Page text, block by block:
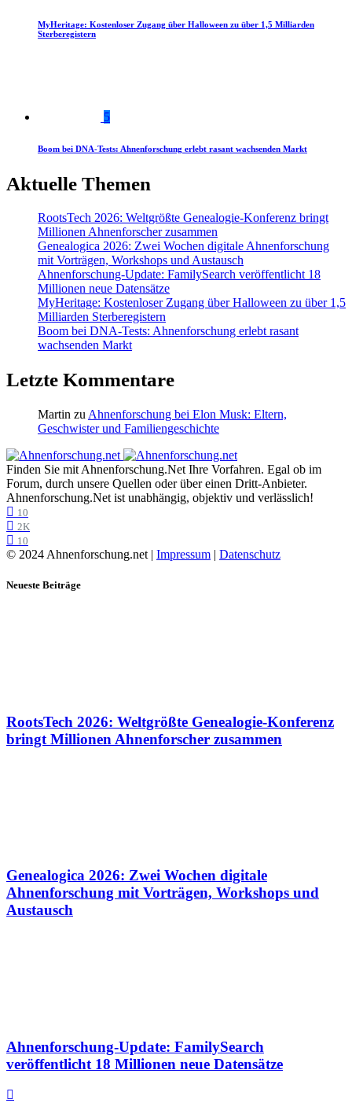
MyHeritage: Kostenloser Zugang über Halloween zu über 1,5 Milliarden
Sterberegistern
5
Boom bei DNA-Tests: Ahnenforschung erlebt rasant wachsenden Markt
Aktuelle Themen
RootsTech 2026: Weltgrößte Genealogie-Konferenz bringt
Millionen Ahnenforscher zusammen
Genealogica 2026: Zwei Wochen digitale Ahnenforschung
mit Vorträgen, Workshops und Austausch
Ahnenforschung-Update: FamilySearch veröffentlicht 18
Millionen neue Datensätze
MyHeritage: Kostenloser Zugang über Halloween zu über 1,5
Milliarden Sterberegistern
Boom bei DNA-Tests: Ahnenforschung erlebt rasant
wachsenden Markt
Letzte Kommentare
Martin zu Ahnenforschung bei Elon Musk: Eltern,
Geschwister und Familiengeschichte
Finden Sie mit Ahnenforschung.Net Ihre Vorfahren. Egal ob im
Forum, durch unsere Quellen oder über einen Dritt-Anbieter.
Ahnenforschung.Net ist unabhängig, objektiv und verlässlich!
10
2K
10
© 2024 Ahnenforschung.net | Impressum | Datenschutz
Neueste Beiträge
RootsTech 2026: Weltgrößte Genealogie-Konferenz
bringt Millionen Ahnenforscher zusammen
Genealogica 2026: Zwei Wochen digitale
Ahnenforschung mit Vorträgen, Workshops und
Austausch
Ahnenforschung-Update: FamilySearch
veröffentlicht 18 Millionen neue Datensätze